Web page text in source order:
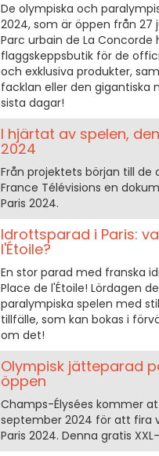
De olympiska och
2024, som är öppen från 27
Parc urbain de La
flaggskeppsbutik för de
och exklusiva produkter,
facklan eller den gigantiska
sista dagar!
I hjärtat av spelen,
2024
Från projektets början till
France Télévisions en
Paris 2024.
Idrottsparad i Paris:
l'Étoile?
En stor parad med franska
Place de l'Étoile! Lördagen
paralympiska spelen med
tillfälle, som kan bokas i
om det!
Olympisk jätteparad
öppen
Champs-Élysées kommer
september 2024 för att fira
Paris 2024. Denna gratis